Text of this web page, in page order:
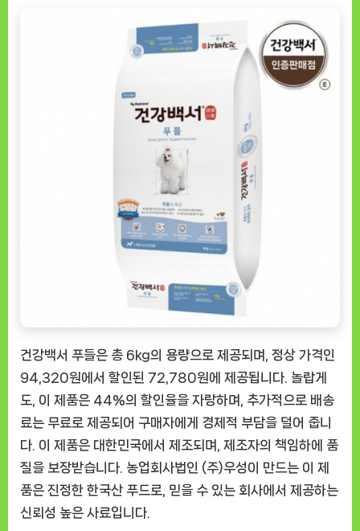
고
[DOGNOW
ㅣ
추
천
상
품]
건강백서 푸들은 총 6kg의 용량으로 제공되며, 정상 가격인
94,320원에서 할인된 72,780원에 제공됩니다. 놀랍게
도, 이 제품은 44%의 할인율을 자랑하며, 추가적으로 배송
료는 무료로 제공되어 구매자에게 경제적 부담을 덜어 줍니
다. 이 제품은 대한민국에서 제조되며, 제조자의 책임하에 품
질을 보장받습니다. 농업회사법인 (주)우성이 만드는 이 제
품은 진정한 한국산 푸드로, 믿을 수 있는 회사에서 제공하는
신뢰성 높은 사료입니다.